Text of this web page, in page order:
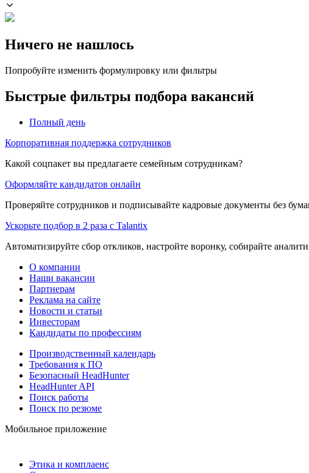
Ничего не нашлось
Попробуйте изменить формулировку или фильтры
Быстрые фильтры подбора вакансий
Полный день
Корпоративная поддержка сотрудников
Какой соцпакет вы предлагаете семейным сотрудникам?
Оформляйте кандидатов онлайн
Проверяйте сотрудников и подписывайте кадровые документы без
Ускорьте подбор в 2 раза с Talantix
Автоматизируйте сбор откликов, настройте воронку, собирайте
О компании
Наши вакансии
Партнерам
Реклама на сайте
Новости и статьи
Инвесторам
Кандидаты по профессиям
Производственный календарь
Требования к ПО
Безопасный HeadHunter
HeadHunter API
Поиск работы
Поиск по резюме
Мобильное приложение
Этика и комплаенс